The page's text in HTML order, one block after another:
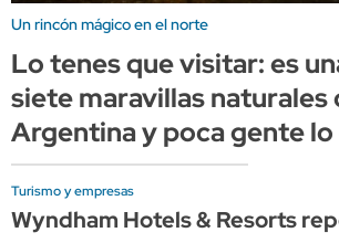
Un rincón mágico en el norte
Lo tenes que visitar: es
siete maravillas naturales
Argentina y poca gente
Turismo y empresas
Wyndham Hotels & Resorts